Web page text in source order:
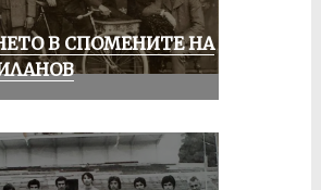
В СПОМЕНИТЕ НА